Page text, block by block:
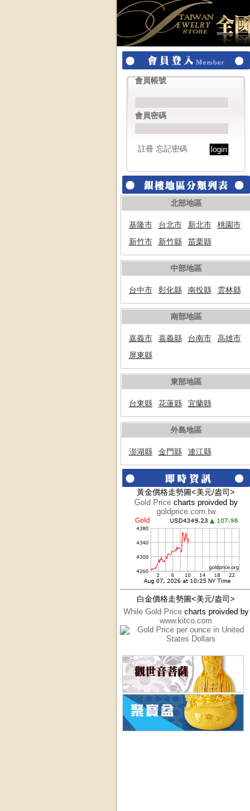
會員帳號
會員密碼
註冊 忘記密碼
北部地區
基隆市 台北市 新北市
桃園市
新竹市
新竹縣 苗栗縣
中部地區
台中市 彰化縣 南投縣 雲林縣
南部地區
嘉義市 嘉義縣 台南市
高雄市
屏東縣
東部地區
台東縣 花蓮縣 宜蘭縣
外島地區
澎湖縣 金門縣 連江縣
黃金價格走勢圖<美元/盎司>
Gold Pricecharts proivded by
goldprice.com.tw
白金價格走勢圖<美元/盎司>
While Gold Pricecharts proivded by
www.kitco.com